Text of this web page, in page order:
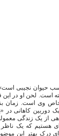
حیوان نجیبی
است. لحن او در
خاص وی است. زمان
دوربین کاهانی
از یک زندگی
هستیم که یک
درک بهتر این